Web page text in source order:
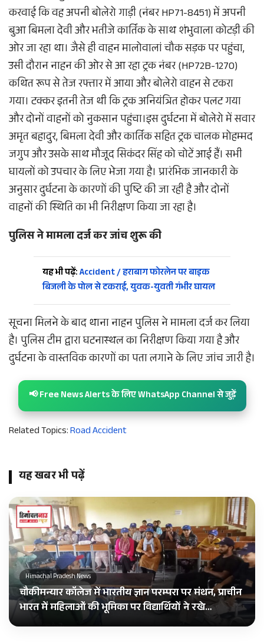
करवाई कि वह अपनी बोलेरो गाड़ी (नंबर HP71-8451) में अपनी
बुआ बिमला देवी और भतीजे कार्तिक के साथ शंभुवाला कोटड़ी की
ओर जा रहा था। जैसे ही वाहन मालोवालां चौक सड़क पर पहुंचा,
उसी दौरान नाहन की ओर से आ रहा ट्रक नंबर (HP72B-1270)
कथित रूप से तेज रफ्तार में आया और बोलेरो वाहन से टकरा
गया। टक्कर इतनी तेज थी कि ट्रक अनियंत्रित होकर पलट गया
और दोनों वाहनों को नुकसान पहुंचा।इस दुर्घटना में बोलेरो में सवार
अमृत बहादुर, बिमला देवी और कार्तिक सहित ट्रक चालक मोहम्मद
जगुप और उसके साथ मौजूद सिकंदर सिंह को चोटें आई हैं। सभी
घायलों को उपचार के लिए भेजा गया है। प्रारंभिक जानकारी के
अनुसार दुर्घटना के कारणों की पुष्टि की जा रही है और दोनों
वाहनों की स्थिति का भी निरीक्षण किया जा रहा है।
पुलिस ने मामला दर्ज कर जांच शुरू की
यह भी पढ़ें:Accident / हराबाग फोरलेन पर बाइक
बिजली के पोल से टकराई, युवक-युवती गंभीर घायल
सूचना मिलने के बाद थाना नाहन पुलिस ने मामला दर्ज कर लिया
है। पुलिस टीम द्वारा घटनास्थल का निरीक्षण किया गया है और
दुर्घटना के वास्तविक कारणों का पता लगाने के लिए जांच जारी है।
📢 Free News Alerts के लिए WhatsApp Channel से जुड़ें
Related Topics:Road Accident
यह खबर भी पढ़ें
Himachal Pradesh News
चौकीमन्यार कॉलेज में भारतीय ज्ञान परम्परा पर मंथन, प्राचीन
भारत में महिलाओं की भूमिका पर विद्यार्थियों ने रखे…